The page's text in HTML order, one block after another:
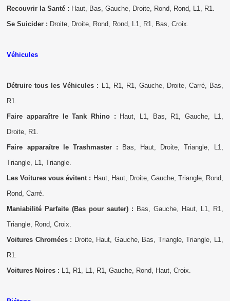
Recouvrir la Santé : Haut, Bas, Gauche, Droite, Rond, Rond, L1, R1.
Se Suicider : Droite, Droite, Rond, Rond, L1, R1, Bas, Croix.
Véhicules
Détruire tous les Véhicules :
L1, R1, R1, Gauche, Droite, Carré, Bas,
R1.
Faire apparaître le Tank Rhino : Haut, L1, Bas, R1, Gauche, L1,
Droite, R1.
Faire apparaître le Trashmaster : Bas, Haut, Droite, Triangle, L1,
Triangle, L1, Triangle.
Les Voitures vous évitent : Haut, Haut, Droite, Gauche, Triangle, Rond,
Rond, Carré.
Maniabilité Parfaite (Bas pour sauter) : Bas, Gauche, Haut, L1, R1,
Triangle, Rond, Croix.
Voitures Chromées : Droite, Haut, Gauche, Bas, Triangle, Triangle, L1,
R1.
Voitures Noires : L1, R1, L1, R1, Gauche, Rond, Haut, Croix.